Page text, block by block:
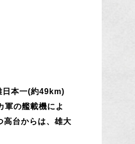
日本一(約49km)
軍の艦載機によ
高台からは、雄大